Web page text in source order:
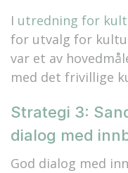
I utredning for
for utvalg for
var et av
med det frivillige
Strategi 3:
dialog med
God dialog med